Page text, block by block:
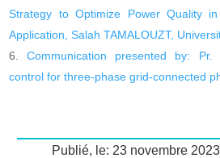
Strategy to Optimize Power Quality
Application, Salah TAMALOUZT,
Communication presented by: Pr.
control for three-phase grid-connected
Publié, le: 23 novembre 2023